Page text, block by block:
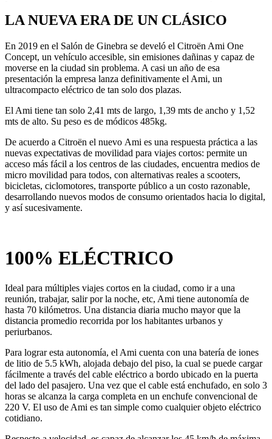
LA NUEVA ERA DE UN CLÁSICO
En 2019 en el Salón de Ginebra se develó el Citroën Ami One
Concept, un vehículo accesible, sin emisiones dañinas y capaz de
moverse en la ciudad sin problema. A casi un año de esa
presentación la empresa lanza definitivamente el Ami, un
ultracompacto eléctrico de tan solo dos plazas.
El Ami tiene tan solo 2,41 mts de largo, 1,39 mts de ancho y 1,52
mts de alto. Su peso es de módicos 485kg.
De acuerdo a Citroën el nuevo Ami es una respuesta práctica a las
nuevas expectativas de movilidad para viajes cortos: permite un
acceso más fácil a los centros de las ciudades, encuentra medios de
micro movilidad para todos, con alternativas reales a scooters,
bicicletas, ciclomotores, transporte público a un costo razonable,
desarrollando nuevos modos de consumo orientados hacia lo digital,
y así sucesivamente.
100% ELÉCTRICO
Ideal para múltiples viajes cortos en la ciudad, como ir a una
reunión, trabajar, salir por la noche, etc, Ami tiene autonomía de
hasta 70 kilómetros. Una distancia diaria mucho mayor que la
distancia promedio recorrida por los habitantes urbanos y
periurbanos.
Para lograr esta autonomía, el Ami cuenta con una batería de iones
de litio de 5.5 kWh, alojada debajo del piso, la cual se puede cargar
fácilmente a través del cable eléctrico a bordo ubicado en la puerta
del lado del pasajero. Una vez que el cable está enchufado, en solo 3
horas se alcanza la carga completa en un enchufe convencional de
220 V. El uso de Ami es tan simple como cualquier objeto eléctrico
cotidiano.